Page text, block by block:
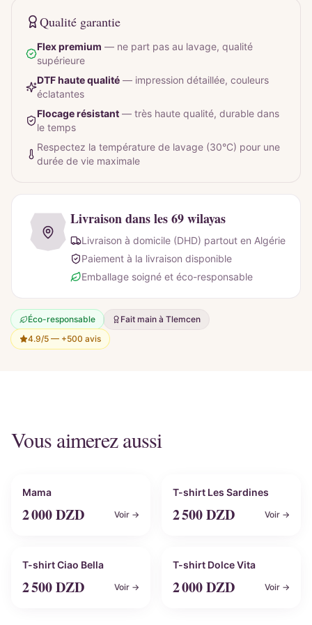
Qualité garantie
Flex premium — ne part pas au lavage, qualité
supérieure
DTF haute qualité — impression détaillée, couleurs
éclatantes
Flocage résistant — très haute qualité, durable dans
le temps
Respectez la température de lavage (30°C) pour une
durée de vie maximale
Livraison dans les 69 wilayas
Livraison à domicile (DHD) partout en Algérie
Paiement à la livraison disponible
Emballage soigné et éco-responsable
Éco-responsable
Fait main à Tlemcen
4.9/5 — +500 avis
Vous aimerez aussi
Personnalisable
Mama
2 000DZD Voir →
Personnalisable
T-shirt Les Sardines
2 500DZD Voir →
Personnalisable
T-shirt Ciao Bella
2 500DZD Voir →
Personnalisable
T-shirt Dolce Vita
2 000DZD Voir →